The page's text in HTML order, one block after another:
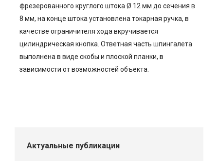
фрезерованного круглого штока Ø 12 мм до сечения в
8 мм, на конце штока установлена токарная ручка, в
качестве ограничителя хода вкручивается
цилиндрическая кнопка. Ответная часть шпингалета
выполнена в виде скобы и плоской планки, в
зависимости от возможностей объекта.
Актуальные публикации